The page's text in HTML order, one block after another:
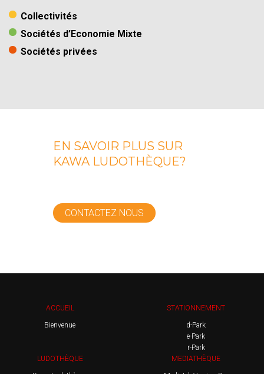
Collectivités
Sociétés d’Economie Mixte
Sociétés privées
EN SAVOIR PLUS SUR
KAWA LUDOTHÈQUE?
CONTACTEZ NOUS
ACCUEIL
Bienvenue
STATIONNEMENT
d-Park
e-Park
r-Park
LUDOTHÈQUE
MEDIATHÈQUE